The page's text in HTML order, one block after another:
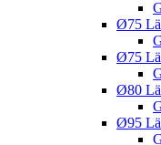
Ø75
Ø75
Ø80
Ø95